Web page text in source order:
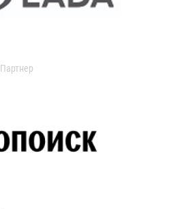
Партнер